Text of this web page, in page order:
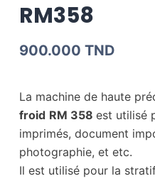
RM358
900.000 TND
La machine de haute
froid RM 358 est utilisé
imprimés, document
photographie, et etc.
Il est utilisé pour la